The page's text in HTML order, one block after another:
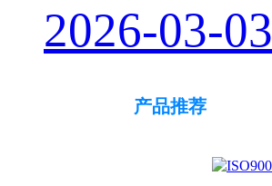
2026-03-03
产品推荐